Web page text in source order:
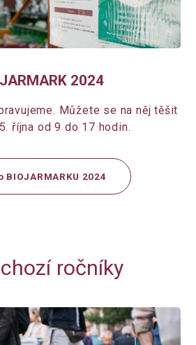
2024
Můžete se na něj těšit
října od 9 do 17 hodin.
BIOJARMARKU 2024
ročníky